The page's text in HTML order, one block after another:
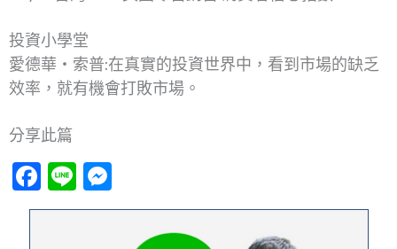
投資小學堂
愛德華‧索普:在真實的投資世界中，看到市場的缺乏
效率，就有機會打敗市場。
分享此篇
Facebook
Line